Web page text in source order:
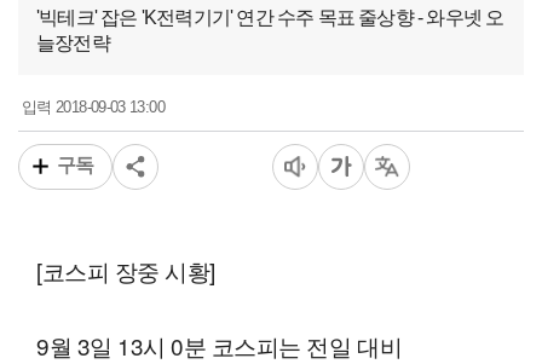
'빅테크' 잡은 'K전력기기' 연간 수주 목표 줄상향 - 와우넷 오
늘장전략
입력 2018-09-03 13:00
구독
[코스피 장중 시황]
9월 3일 13시 0분 코스피는 전일 대비